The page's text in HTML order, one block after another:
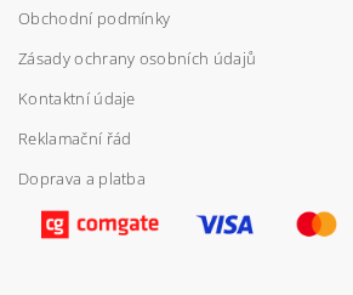
Vložením hodnocení souhlasíte s
ochrany osobních údajů
Obchodní podmínky
Zásady ochrany osobních údajů
Kontaktní údaje
Reklamační řád
Doprava a platba